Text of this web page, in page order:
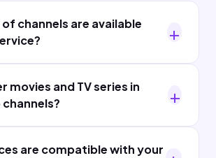
channels are available
movies and TV series in
are compatible with your